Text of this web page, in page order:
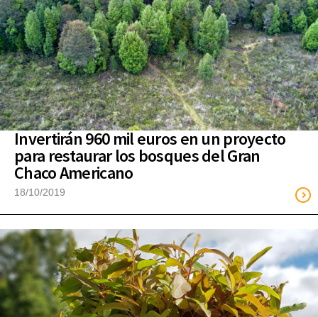
Invertirán 960 mil euros en un proyecto
para restaurar los bosques del Gran
Chaco Americano
18/10/2019